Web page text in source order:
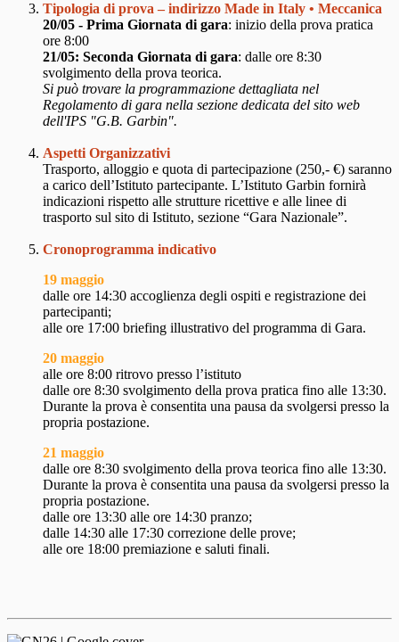
Tipologia di prova – indirizzo Made in Italy • Meccanica
20/05 - Prima Giornata di gara: inizio della prova pratica
ore 8:00
21/05: Seconda Giornata di gara: dalle ore 8:30
svolgimento della prova teorica.
Si può trovare la programmazione dettagliata nel
Regolamento di gara nella sezione dedicata del sito web
dell'IPS "G.B. Garbin".
Aspetti Organizzativi
Trasporto, alloggio e quota di partecipazione (250,- €) saranno
a carico dell’Istituto partecipante. L’Istituto Garbin fornirà
indicazioni rispetto alle strutture ricettive e alle linee di
trasporto sul sito di Istituto, sezione “Gara Nazionale”.
Cronoprogramma indicativo
19 maggio
dalle ore 14:30 accoglienza degli ospiti e registrazione dei
partecipanti;
alle ore 17:00 briefing illustrativo del programma di Gara.
20 maggio
alle ore 8:00 ritrovo presso l’istituto
dalle ore 8:30 svolgimento della prova pratica fino alle 13:30.
Durante la prova è consentita una pausa da svolgersi presso la
propria postazione.
21 maggio
dalle ore 8:30 svolgimento della prova teorica fino alle 13:30.
Durante la prova è consentita una pausa da svolgersi presso la
propria postazione.
dalle ore 13:30 alle ore 14:30 pranzo;
dalle 14:30 alle 17:30 correzione delle prove;
alle ore 18:00 premiazione e saluti finali.